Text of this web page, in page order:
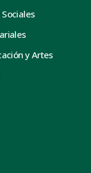
y Artes